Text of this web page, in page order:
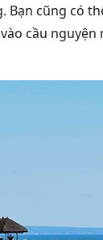
Bạn cũng có
cầu